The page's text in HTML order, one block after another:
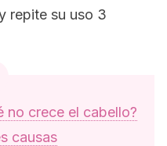
repite su uso 3
no crece el cabello?
causas